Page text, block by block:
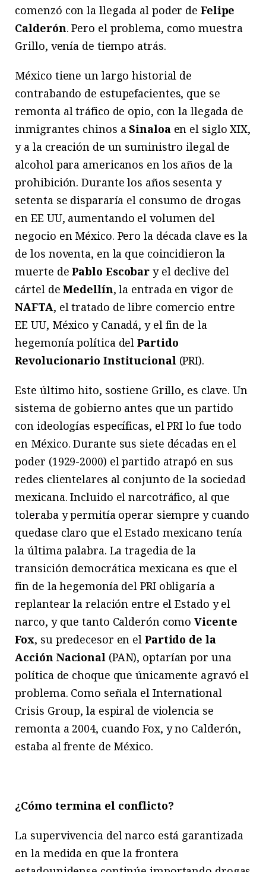
comenzó con la llegada al poder de Felipe
Calderón. Pero el problema, como muestra
Grillo, venía de tiempo atrás.
México tiene un largo historial de
contrabando de estupefacientes, que se
remonta al tráfico de opio, con la llegada de
inmigrantes chinos aSinaloa en el siglo XIX,
y a la creación de un suministro ilegal de
alcohol para americanos en los años de la
prohibición. Durante los años sesenta y
setenta se dispararía el consumo de drogas
en EE UU, aumentando el volumen del
negocio en México. Pero la década clave es la
de los noventa, en la que coincidieron la
muerte dePablo Escobar y el declive del
cártel deMedellín, la entrada en vigor de
NAFTA, el tratado de libre comercio entre
EE UU, México y Canadá, y el fin de la
hegemonía política delPartido
Revolucionario Institucional (PRI).
Este último hito, sostiene Grillo, es clave. Un
sistema de gobierno antes que un partido
con ideologías específicas, el PRI lo fue todo
en México. Durante sus siete décadas en el
poder (1929-2000) el partido atrapó en sus
redes clientelares al conjunto de la sociedad
mexicana. Incluido el narcotráfico, al que
toleraba y permitía operar siempre y cuando
quedase claro que el Estado mexicano tenía
la última palabra. La tragedia de la
transición democrática mexicana es que el
fin de la hegemonía del PRI obligaría a
replantear la relación entre el Estado y el
narco, y que tanto Calderón comoVicente
Fox, su predecesor en el Partido de la
Acción Nacional (PAN), optarían por una
política de choque que únicamente agravó el
problema. Como señala el International
Crisis Group, la espiral de violencia se
remonta a 2004, cuando Fox, y no Calderón,
estaba al frente de México.
¿Cómo termina el conflicto?
La supervivencia del narco está garantizada
en la medida en que la frontera